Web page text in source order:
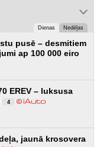
Dienas Nedēļas
pusē – desmitiem
ap 100 000 eiro
EREV – luksusa
4
jaunā krosovera